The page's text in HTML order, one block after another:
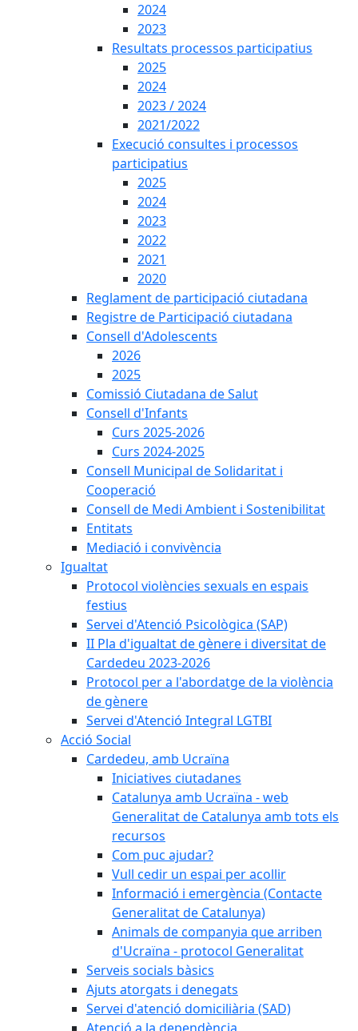
2024
2023
Resultats processos participatius
2025
2024
2023 / 2024
2021/2022
Execució consultes i processos
participatius
2025
2024
2023
2022
2021
2020
Reglament de participació ciutadana
Registre de Participació ciutadana
Consell d'Adolescents
2026
2025
Comissió Ciutadana de Salut
Consell d'Infants
Curs 2025-2026
Curs 2024-2025
Consell Municipal de Solidaritat i
Cooperació
Consell de Medi Ambient i Sostenibilitat
Entitats
Mediació i convivència
Igualtat
Protocol violències sexuals en espais
festius
Servei d'Atenció Psicològica (SAP)
II Pla d'igualtat de gènere i diversitat de
Cardedeu 2023-2026
Protocol per a l'abordatge de la violència
de gènere
Servei d'Atenció Integral LGTBI
Acció Social
Cardedeu, amb Ucraïna
Iniciatives ciutadanes
Catalunya amb Ucraïna - web
Generalitat de Catalunya amb tots els
recursos
Com puc ajudar?
Vull cedir un espai per acollir
Informació i emergència (Contacte
Generalitat de Catalunya)
Animals de companyia que arriben
d'Ucraïna - protocol Generalitat
Serveis socials bàsics
Ajuts atorgats i denegats
Servei d'atenció domiciliària (SAD)